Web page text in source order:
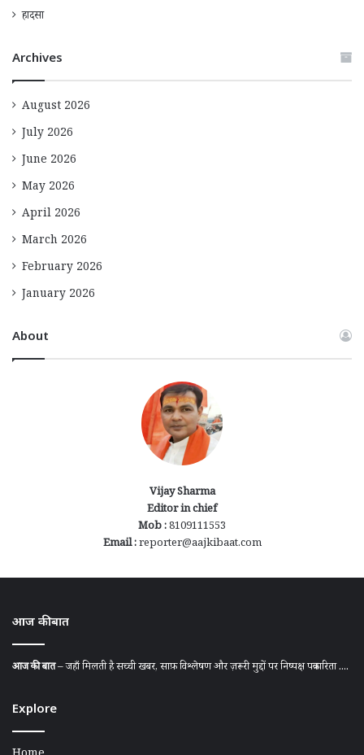
हादसा
Archives
August 2026
July 2026
June 2026
May 2026
April 2026
March 2026
February 2026
January 2026
About
Vijay Sharma
Editor in chief
Mob :8109111553
Email :reporter@aajkibaat.com
आज की बात
आज की बात– जहाँ मिलती है सच्ची खबर, साफ़ विश्लेषण और ज़रूरी मुद्दों पर निष्पक्ष पत्रकारिता ....
Explore